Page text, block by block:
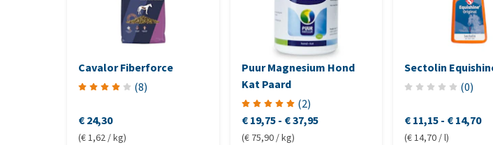
Cavalor Fiberforce
(8)
€ 24,30
(€ 1,62 / kg)
Puur Magnesium Hond
Kat Paard
(2)
€ 19,75 - € 37,95
(€ 75,90 / kg)
Sectolin
(0)
€ 11,15- € 14,70
(€ 14,70 / l)